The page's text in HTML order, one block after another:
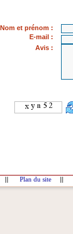
Nom et prénom :
E-mail :
Avis :
|| Plan du site ||